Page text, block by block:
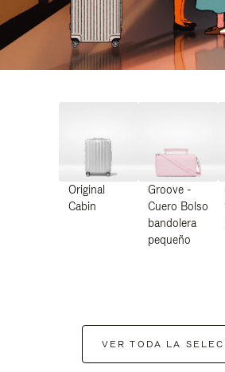
Original
Cabin
Groove -
Cuero Bolso
bandolera
pequeño
VER TODA LA